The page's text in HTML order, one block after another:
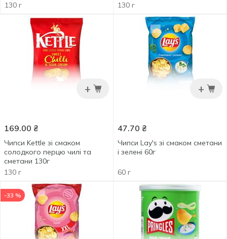
130 г
130 г
+
169.00 ₴
Чипси Kettle зі смаком
солодкого перцю чилі та
сметани 130г
130 г
+
47.70 ₴
Чипси Lay's зі смаком сметани
і зелені 60г
60 г
-33 %